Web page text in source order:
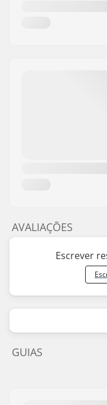
AVALIAÇÕES
Escrever
GUIAS